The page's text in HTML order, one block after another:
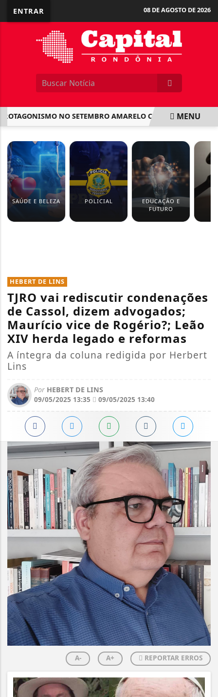
ENTRAR 08 DE AGOSTO DE 2026
NO SETEMBRO AMARELO COM PROJETOS E
MENU
SAÚDE E BELEZA POLICIAL
EDUCAÇÃO E
FUTURO
HEBERT DE LINS
TJRO vai rediscutir condenações
de Cassol, dizem advogados;
Maurício vice de Rogério?; Leão
XIV herda legado e reformas
A íntegra da coluna redigida por Herbert
Lins
Por HEBERT DE LINS
09/05/2025 13:35
09/05/2025 13:40
A- A+ REPORTAR ERROS